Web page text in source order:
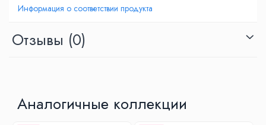
Информация о соответствии продукта
Отзывы (0)
Аналогичные коллекции